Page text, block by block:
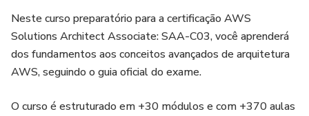
Neste curso preparatório para a certificação AWS
Solutions Architect Associate: SAA-C03, você aprenderá
dos fundamentos aos conceitos avançados de arquitetura
AWS, seguindo o guia oficial do exame.
O curso é estruturado em +30 módulos e com +370 aulas